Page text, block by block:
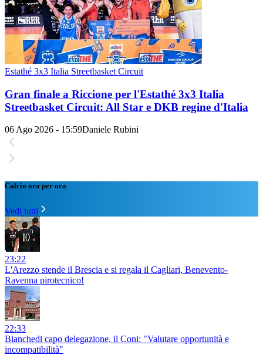
Estathé 3x3 Italia Streetbasket Circuit
Gran finale a Riccione per l'Estathé 3x3 Italia
Streetbasket Circuit: All Star e DKB regine d'Italia
06 Ago 2026 - 15:59Daniele Rubini
Calcio ora per ora
Vedi tutti
23:22
L'Arezzo stende il Brescia e si regala il Cagliari, Benevento-
Ravenna pirotecnico!
22:33
Bianchedi capo delegazione, il Coni: "Valutare opportunità e
incompatibilità"